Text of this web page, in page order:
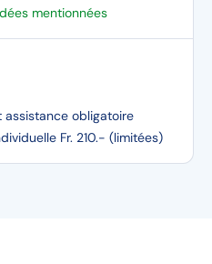
mentionnées
assistance obligatoire
Fr. 210.- (limitées)